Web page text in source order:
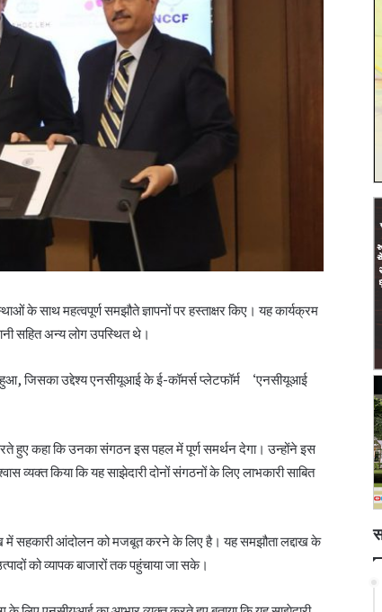
साथ महत्वपूर्ण समझौते ज्ञापनों पर हस्ताक्षर किए। यह कार्यक्रम
सहित अन्य लोग उपस्थित थे।
हुआ, जिसका उद्देश्य एनसीयूआई के ई-कॉमर्स प्लेटफॉर्म ‘एनसीयूआई
हुए कहा कि उनका संगठन इस पहल में पूर्ण समर्थन देगा। उन्होंने इस
व्यक्त किया कि यह साझेदारी दोनों संगठनों के लिए लाभकारी साबित
में सहकारी आंदोलन को मजबूत करने के लिए है। यह समझौता लद्दाख के
को व्यापक बाजारों तक पहुंचाया जा सके।